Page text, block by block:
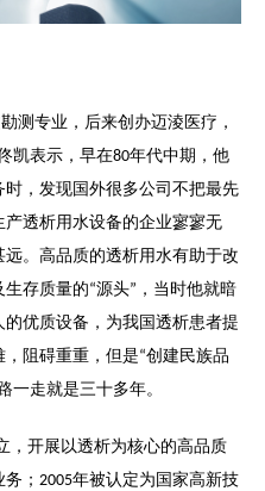
测专业，后来创办迈淩医疗，
凯表示，早在80年代中期，他
，发现国外很多公司不把最先
透析用水设备的企业寥寥无
。高品质的透析用水有助于改
生存质量的“源头” ，当时他就暗
优质设备，为我国透析患者提
阻碍重重，但是“创建民族品
一走就是三十多年。
，开展以透析为核心的高品质
； 2005年被认定为国家高新技